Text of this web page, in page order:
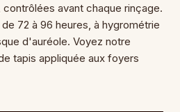
avant chaque rinçage.
72 à 96 heures, à hygrométrie
d'auréole. Voyez notre
tapis appliquée aux foyers